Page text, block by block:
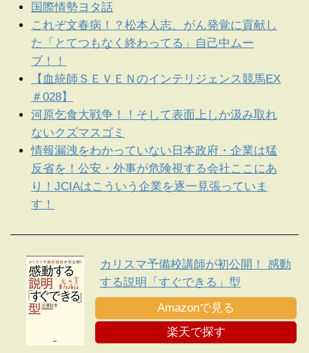
国際情勢ヨタ話
これぞ文春病！？松本人志、がん発覚に貢献し
た「とてつもなく終わってる」自己中ムー
ブ！！
【血統師ＳＥＶＥＮのインテリジェンス競馬EX
＃028】
河原乞食大戦争！！そして表面上しか汲み取れ
ないクズマスゴミ
情報漏洩をわかっていない日本政府・企業は猛
反省を！公安・外事が危険視する会社ここにあ
り！JCIAはこういう企業を逐一見張っていま
す！
カリスマ予備校講師が初公開！ 感動
する説明「すぐできる」型
Amazonで見る
楽天で探す